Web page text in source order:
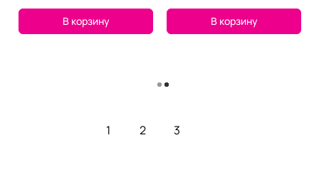
В корзину В корзину
Загрузить еще
1 2 3